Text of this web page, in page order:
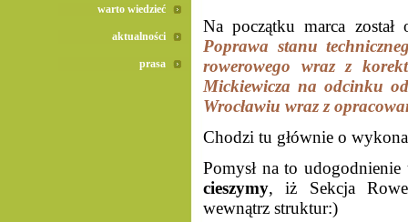
Na początku marca
Poprawa stanu
rowerowego wraz z
Mickiewicza na odcinku
Wrocławiu wraz z
Chodzi tu głównie o
Pomysł na to
cieszymy, iż Sekcja
wewnątrz struktur:)
warto wiedzieć
aktualności
prasa